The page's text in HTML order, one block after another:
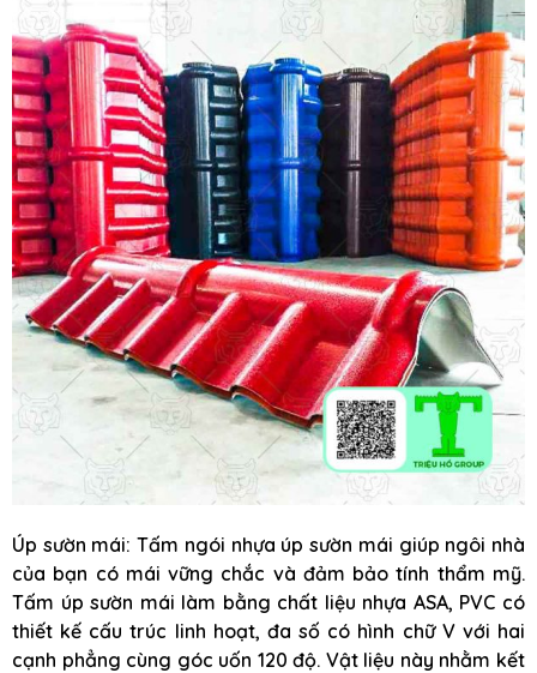
Úp sườn mái: Tấm ngói nhựa úp sườn mái giúp ngôi nhà
của bạn có mái vững chắc và đảm bảo tính thẩm mỹ.
Tấm úp sườn mái làm bằng chất liệu nhựa ASA, PVC có
thiết kế cấu trúc linh hoạt, đa số có hình chữ V với hai
cạnh phẳng cùng góc uốn 120 độ. Vật liệu này nhằm kết